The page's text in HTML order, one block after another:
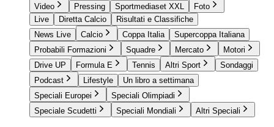
Video Pressing Sportmediaset XXL
Foto
Live
Diretta Calcio
Risultati e Classifiche
News Live
Calcio Coppa Italia
Supercoppa Italiana
Probabili Formazioni
Squadre Mercato
Motori
Drive UP
Formula E Tennis Altri Sport
Sondaggi
Podcast
Lifestyle
Un libro a settimana
Speciali Europei
Speciali Olimpiadi
Speciale Scudetti
Speciali Mondiali Altri Speciali